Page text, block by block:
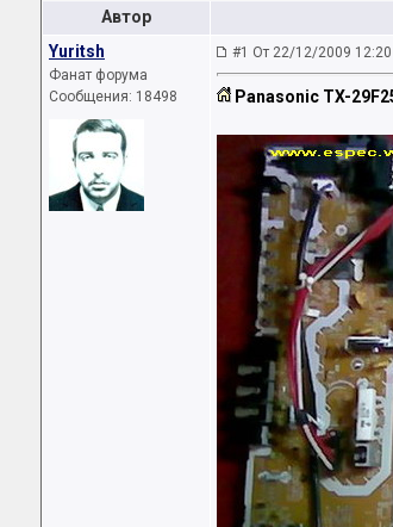
Автор
Yuritsh
Фанат форума
Сообщения: 18498
#1 От 22/12/2009 12:20
Panasonic TX-